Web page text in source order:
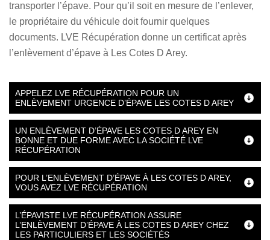
transporter l’épave. Pour qu’il soit en mesure de l’enlever,
le propriétaire du véhicule doit fournir quelques
documents. LVE Récupération donne un certificat après
l’enlèvement d’épave à Les Cotes D Arey.
APPELEZ LVE RÉCUPÉRATION POUR UN
ENLÈVEMENT URGENCE D’ÉPAVE LES COTES D AREY
UN ENLÈVEMENT D’ÉPAVE LES COTES D AREY EN
BONNE ET DUE FORME AVEC LA SOCIÉTÉ LVE
RÉCUPÉRATION
POUR L’ENLÈVEMENT D’ÉPAVE À LES COTES D AREY,
VOUS AVEZ LVE RÉCUPÉRATION
L’ÉPAVISTE LVE RÉCUPÉRATION ASSURE
L’ENLÈVEMENT D’ÉPAVE À LES COTES D AREY CHEZ
LES PARTICULIERS ET LES SOCIÉTÉS